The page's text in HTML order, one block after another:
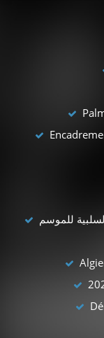
للموسم